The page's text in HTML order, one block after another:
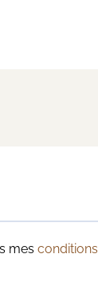
mes conditions